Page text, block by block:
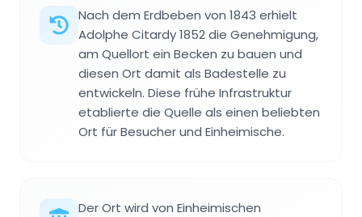
Nach dem Erdbeben von 1843 erhielt
Adolphe Citardy 1852 die Genehmigung,
am Quellort ein Becken zu bauen und
diesen Ort damit als Badestelle zu
entwickeln. Diese frühe Infrastruktur
etablierte die Quelle als einen beliebten
Ort für Besucher und Einheimische.
Der Ort wird von Einheimischen